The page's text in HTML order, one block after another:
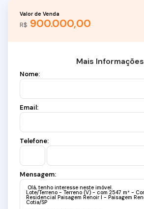
R$ 900.000,00
Valor de Venda
Mais Informações
Nome:
Email:
Telefone:
Mensagem: